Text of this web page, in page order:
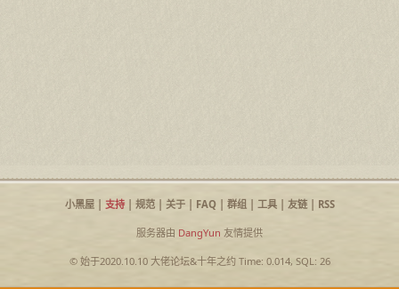
小黑屋| 支持| 规范| 关于| FAQ| 群组| 工具| 友链| RSS
服务器由 DangYun 友情提供
© 始于2020.10.10 大佬论坛&十年之约Time: 0.014, SQL: 26